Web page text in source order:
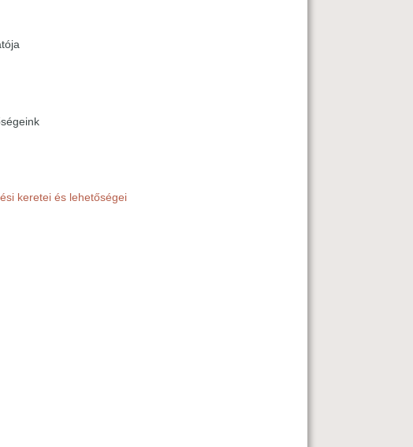
keretei és lehetőségei